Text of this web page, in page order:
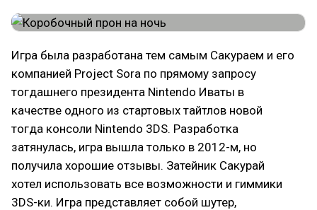
Игра была разработана тем самым Сакураем и его
компанией Project Sora по прямому запросу
тогдашнего президента Nintendo Иваты в
качестве одного из стартовых тайтлов новой
тогда консоли Nintendo 3DS. Разработка
затянулась, игра вышла только в 2012-м, но
получила хорошие отзывы. Затейник Сакурай
хотел использовать все возможности и гиммики
3DS-ки. Игра представляет собой шутер,